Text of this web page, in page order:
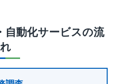
自動化サービスの流
れ